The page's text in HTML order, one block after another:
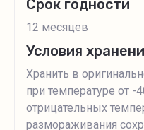
Срок годности
12 месяцев
Условия
Хранить в
при температуре от -
отрицательных
размораживания